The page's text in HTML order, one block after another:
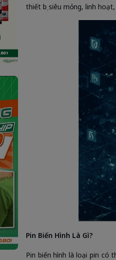
thiết bị siêu mỏng, linh
Pin Biến Hình Là Gì?
Pin biến hình là loại pin có